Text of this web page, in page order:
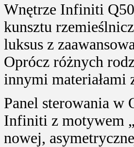
Wnętrze Infiniti
kunsztu
luksus z
Oprócz różnych
innymi materiałami
Panel sterowania w
Infiniti z motywem
nowej,